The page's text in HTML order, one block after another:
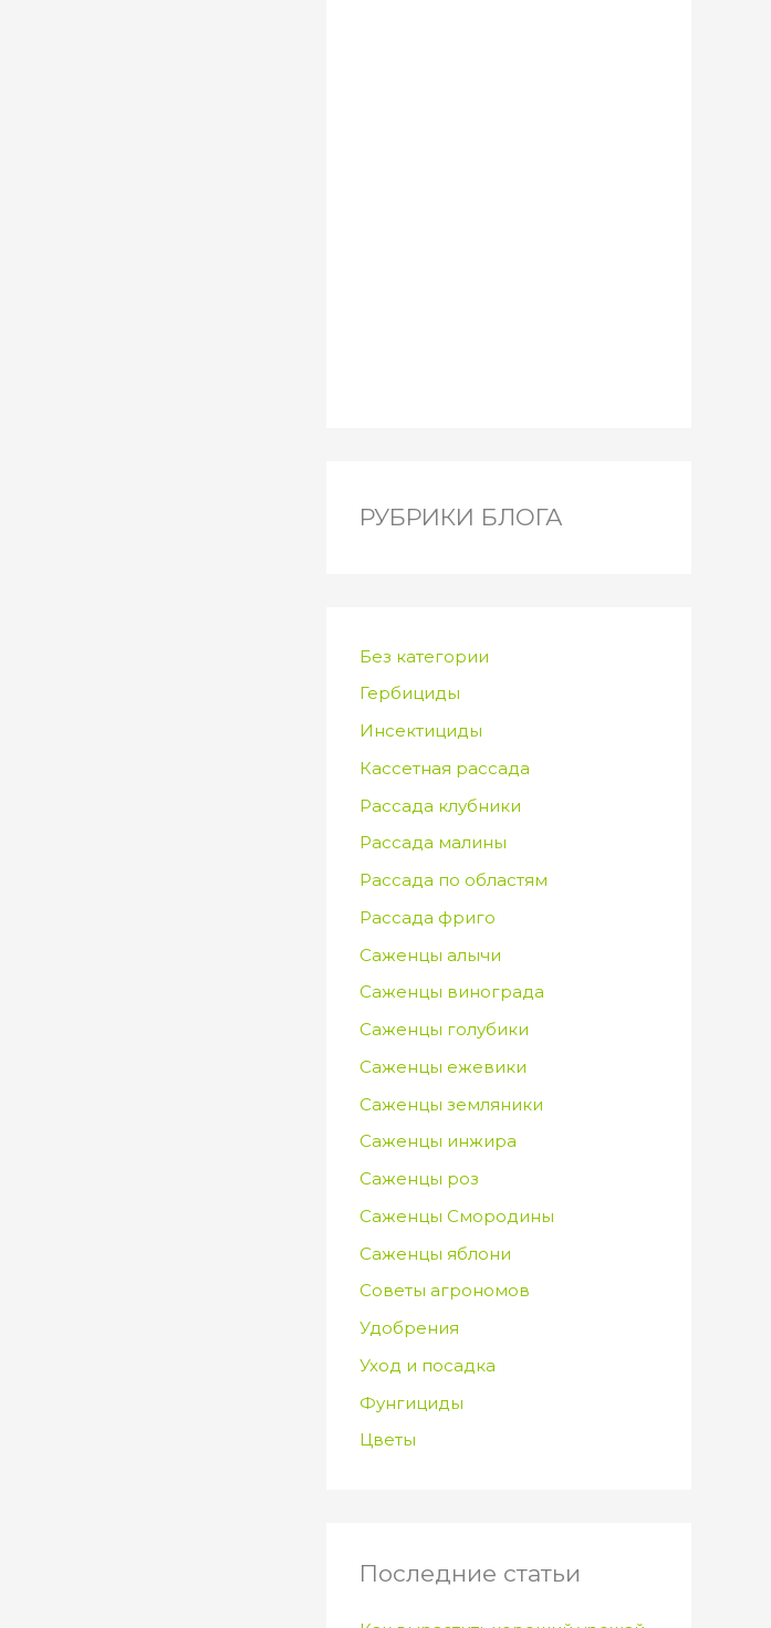
РУБРИКИ БЛОГА
Без категории
Гербициды
Инсектициды
Кассетная рассада
Рассада клубники
Рассада малины
Рассада по областям
Рассада фриго
Саженцы алычи
Саженцы винограда
Саженцы голубики
Саженцы ежевики
Саженцы земляники
Саженцы инжира
Саженцы роз
Саженцы Смородины
Саженцы яблони
Советы агрономов
Удобрения
Уход и посадка
Фунгициды
Цветы
Последние статьи